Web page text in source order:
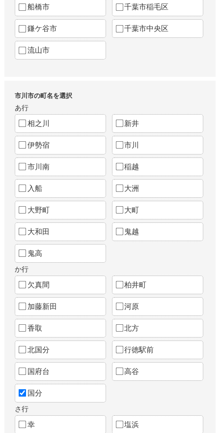
船橋市 千葉市稲毛区
鎌ケ谷市 千葉市中央区
流山市
市川市の町名を選択
あ行
相之川 新井
伊勢宿 市川
市川南 稲越
入船 大洲
大野町 大町
大和田 鬼越
鬼高
か行
欠真間 柏井町
加藤新田 河原
香取 北方
北国分 行徳駅前
国府台 高谷
国分
さ行
幸 塩浜